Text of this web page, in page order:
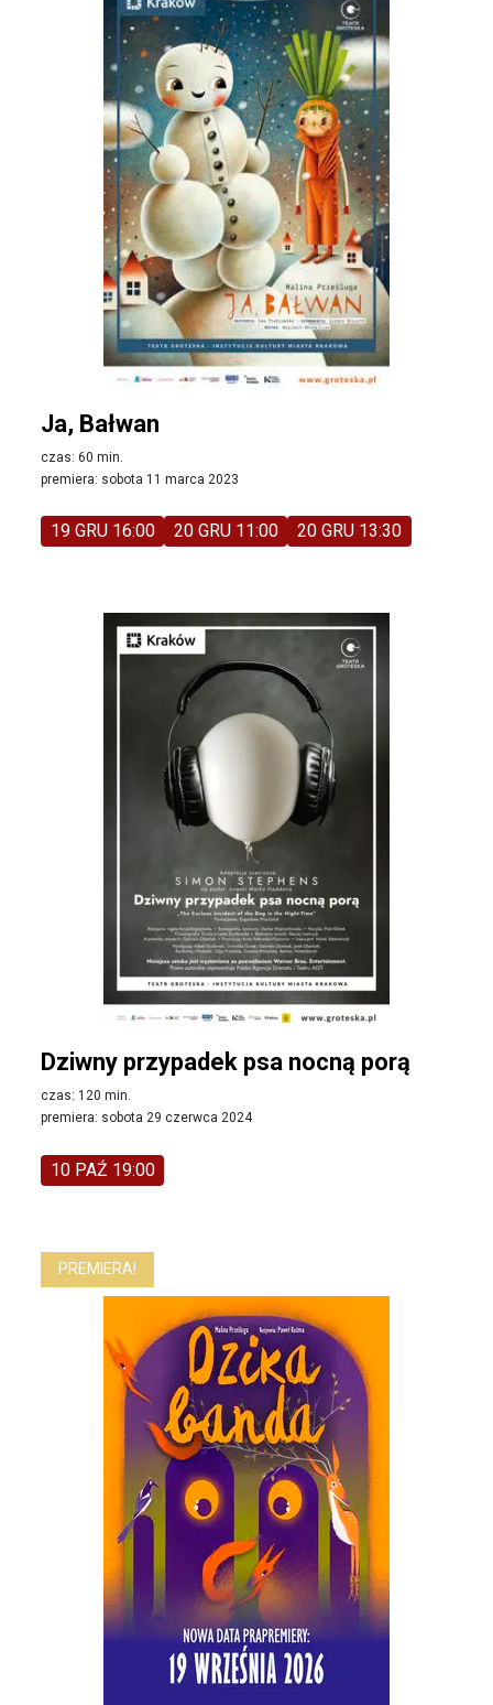
Ja, Bałwan
czas: 60 min.
premiera: sobota 11 marca 2023
19 GRU 16:00 20 GRU 11:00 20 GRU 13:30
Dziwny przypadek psa nocną porą
czas: 120 min.
premiera: sobota 29 czerwca 2024
10 PAŹ 19:00
PREMIERA!